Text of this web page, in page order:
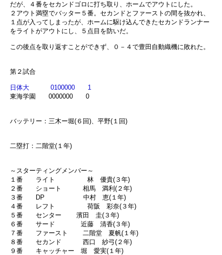
だが、４番をセカンドゴロに打ち取り、ホームでアウトにした。
２アウト満塁でバッター５番。セカンドとファーストの間を抜かれ、
１点が入ってしまったが、ホームに駆け込んできたセカンドランナー
をライトがアウトにし、５点目を防いだ。
この後点を取り返すことができず、０－４で豊田自動織機に敗れた。
第２試合
日体大 0100000 1
東海学園 0000000 0
バッテリー：三木ー堀(６回)、平野(１回)
二塁打：二階堂(１年)
～スターティングメンバー～
１番 ライト 林 優貴(３年)
２番 ショート 相馬 満利(２年)
３番 DP 中村 恵(１年)
４番 レフト 荷阪 彩奈(３年)
５番 センター 濱田 圭(３年)
６番 サード 近藤 清香(３年)
７番 ファースト 二階堂 夏帆(１年)
８番 セカンド 西口 紗弓(２年)
９番 キャッチャー 堀 愛実(１年)